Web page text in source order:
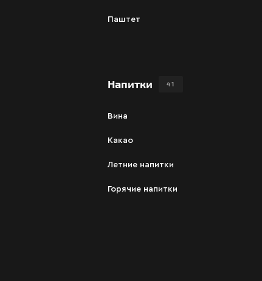
Паштет
Напитки 41
Вина
Какао
Летние напитки
Горячие напитки